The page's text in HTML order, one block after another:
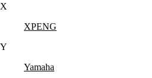
X
XPENG
Y
Yamaha